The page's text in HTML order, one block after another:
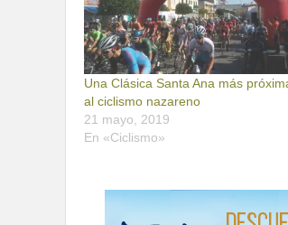
Una Clásica Santa Ana más
al ciclismo nazareno
21 mayo, 2019
En «Ciclismo»